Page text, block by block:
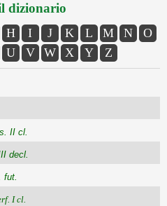
dizionario
H I J K L M N
O
U V W X Y Z
II cl.
decl.
fut.
I cl.